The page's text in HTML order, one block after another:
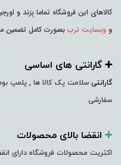
کالاهای این فروشگاه تماما بِرَند و
و وبسایت ترب بصورت کامل تضمین
➕️ گارانتی های اساسی
گارانتی سلامت پک کالا ها , پلمپ
سفارشی
➕️ انقضا بالای محصولات
اکثریت محصولات فروشگاه دارای